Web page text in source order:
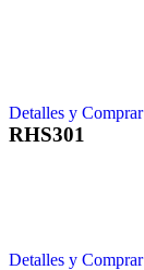
Detalles y Comprar
RHS301
Detalles y Comprar